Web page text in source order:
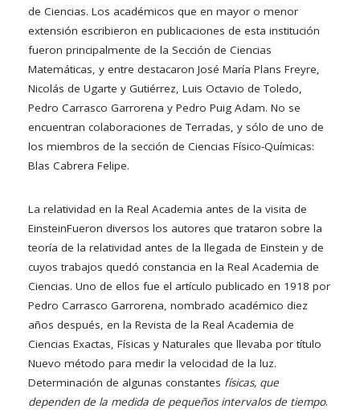
de Ciencias. Los académicos que en mayor o menor
extensión escribieron en publicaciones de esta institución
fueron principalmente de la Sección de Ciencias
Matemáticas, y entre destacaron José María Plans Freyre,
Nicolás de Ugarte y Gutiérrez, Luis Octavio de Toledo,
Pedro Carrasco Garrorena y Pedro Puig Adam. No se
encuentran colaboraciones de Terradas, y sólo de uno de
los miembros de la sección de Ciencias Físico-Químicas:
Blas Cabrera Felipe.
La relatividad en la Real Academia antes de la visita de
EinsteinFueron diversos los autores que trataron sobre la
teoría de la relatividad antes de la llegada de Einstein y de
cuyos trabajos quedó constancia en la Real Academia de
Ciencias. Uno de ellos fue el artículo publicado en 1918 por
Pedro Carrasco Garrorena, nombrado académico diez
años después, en la Revista de la Real Academia de
Ciencias Exactas, Físicas y Naturales que llevaba por título
Nuevo método para medir la velocidad de la luz.
Determinación de algunas constantes físicas, que
dependen de la medida de pequeños intervalos de tiempo.